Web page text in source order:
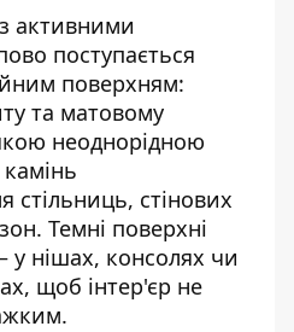
активними
поступається
поверхням:
та матовому
неоднорідною
стільниць, стінових
Темні поверхні
у нішах, консолях чи
щоб інтер'єр не